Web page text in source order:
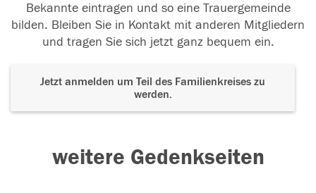
Bekannte eintragen und so eine Trauergemeinde
bilden. Bleiben Sie in Kontakt mit anderen Mitgliedern
und tragen Sie sich jetzt ganz bequem ein.
Jetzt anmelden um Teil des Familienkreises zu
werden.
weitere Gedenkseiten